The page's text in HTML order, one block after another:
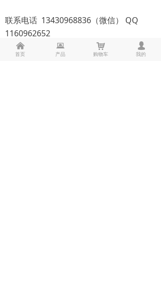
낀
首页
뀵
产品
낙
购物车
넙
我的
联系电话 13430968836（微信） QQ
1160962652